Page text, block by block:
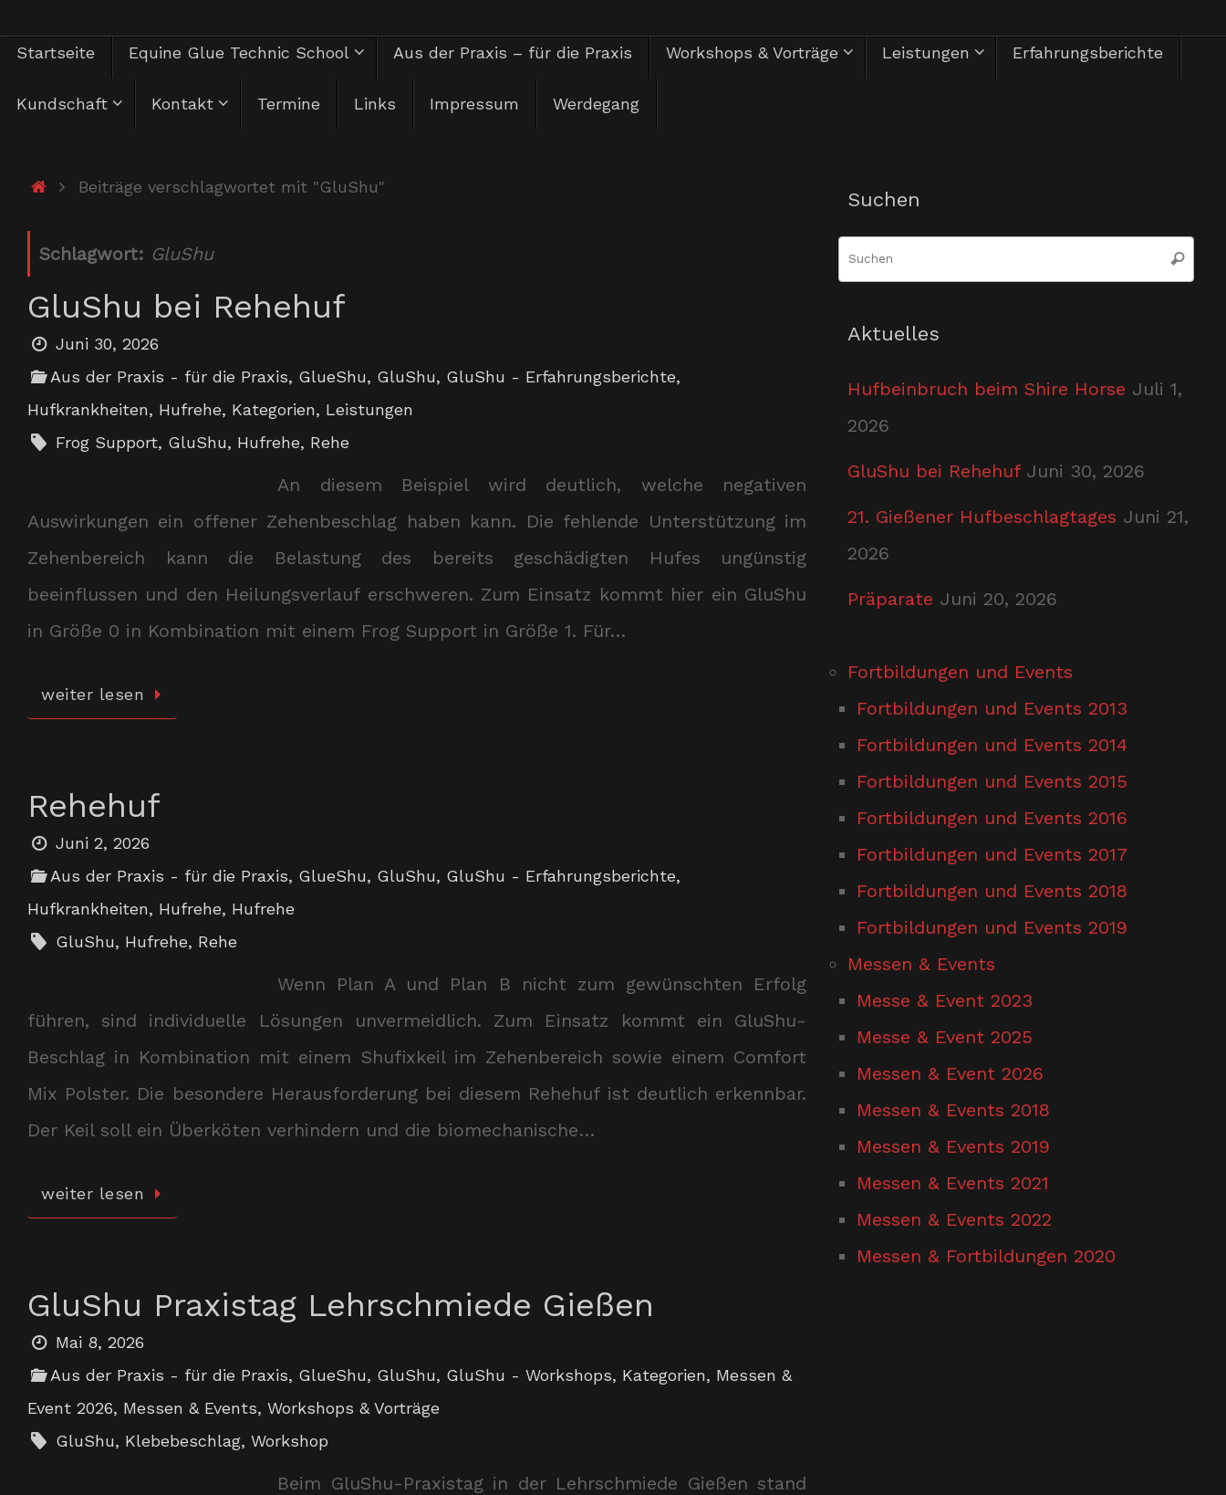
Zum
Herzlich Willkommen
Zum
InhaltStartseite Equine Glue Technic School Aus der Praxis – für die Praxis Workshops & Vorträge Leistungen Erfahrungsberichte
Kundschaft Kontakt Termine Links Impressum Werdegang
StartBeiträge verschlagwortet mit "GluShu"
Schlagwort: GluShu
GluShu bei Rehehuf
Juni 30, 2026
Aus der Praxis - für die Praxis, GlueShu, GluShu, GluShu - Erfahrungsberichte,
Hufkrankheiten, Hufrehe, Kategorien, Leistungen
Frog Support, GluShu, Hufrehe, Rehe
An diesem Beispiel wird deutlich, welche negativen
Auswirkungen ein offener Zehenbeschlag haben kann. Die fehlende Unterstützung im
Zehenbereich kann die Belastung des bereits geschädigten Hufes ungünstig
beeinflussen und den Heilungsverlauf erschweren. Zum Einsatz kommt hier ein GluShu
in Größe 0 in Kombination mit einem Frog Support in Größe 1. Für…
weiter lesen
Rehehuf
Juni 2, 2026
Aus der Praxis - für die Praxis, GlueShu, GluShu, GluShu - Erfahrungsberichte,
Hufkrankheiten, Hufrehe, Hufrehe
GluShu, Hufrehe, Rehe
Wenn Plan A und Plan B nicht zum gewünschten Erfolg
führen, sind individuelle Lösungen unvermeidlich. Zum Einsatz kommt ein GluShu-
Beschlag in Kombination mit einem Shufixkeil im Zehenbereich sowie einem Comfort
Mix Polster. Die besondere Herausforderung bei diesem Rehehuf ist deutlich erkennbar.
Der Keil soll ein Überköten verhindern und die biomechanische…
weiter lesen
GluShu Praxistag Lehrschmiede Gießen
Mai 8, 2026
Aus der Praxis - für die Praxis, GlueShu, GluShu, GluShu - Workshops, Kategorien, Messen &
Event 2026, Messen & Events, Workshops & Vorträge
GluShu, Klebebeschlag, Workshop
Beim GluShu-Praxistag in der Lehrschmiede Gießen stand
Suchen
Suchen
Aktuelles
Hufbeinbruch beim Shire Horse Juli 1,
2026
GluShu bei Rehehuf Juni 30, 2026
21. Gießener Hufbeschlagtages Juni 21,
2026
Präparate Juni 20, 2026
Fortbildungen und Events
Fortbildungen und Events 2013
Fortbildungen und Events 2014
Fortbildungen und Events 2015
Fortbildungen und Events 2016
Fortbildungen und Events 2017
Fortbildungen und Events 2018
Fortbildungen und Events 2019
Messen & Events
Messe & Event 2023
Messe & Event 2025
Messen & Event 2026
Messen & Events 2018
Messen & Events 2019
Messen & Events 2021
Messen & Events 2022
Messen & Fortbildungen 2020